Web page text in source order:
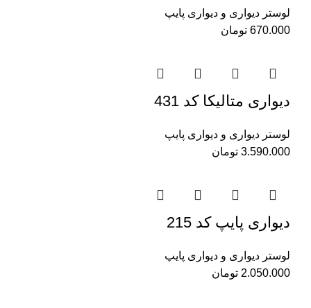
لوستر دیواری و دیواری پایپ
670.000 تومان
دیواری متالیکا کد 431
لوستر دیواری و دیواری پایپ
3.590.000 تومان
دیواری پایپ کد 215
لوستر دیواری و دیواری پایپ
2.050.000 تومان